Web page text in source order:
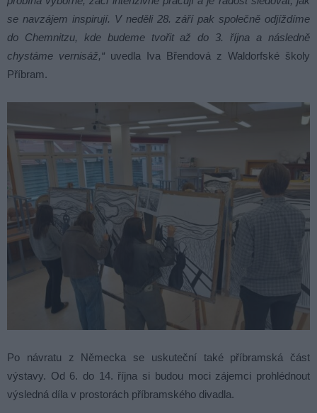
se navzájem inspirují. V neděli 28. září pak společně odjíždíme
do Chemnitzu, kde budeme tvořit až do 3. října a následně
chystáme vernisáž,“ uvedla Iva Břendová z Waldorfské školy
Příbram.
Po návratu z Německa se uskuteční také příbramská část
výstavy. Od 6. do 14. října si budou moci zájemci prohlédnout
výsledná díla v prostorách příbramského divadla.